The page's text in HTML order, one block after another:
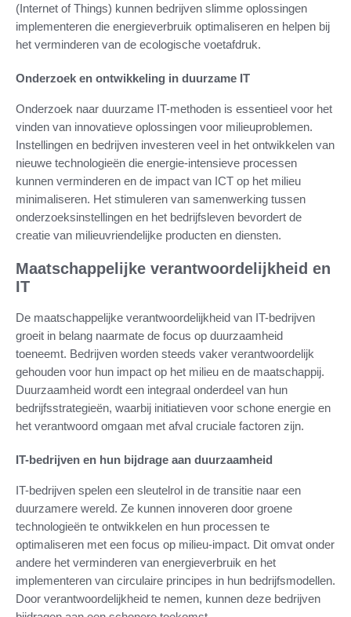
(Internet of Things) kunnen bedrijven slimme oplossingen
implementeren die energieverbruik optimaliseren en helpen bij
het verminderen van de ecologische voetafdruk.
Onderzoek en ontwikkeling in duurzame IT
Onderzoek naar duurzame IT-methoden is essentieel voor het
vinden van innovatieve oplossingen voor milieuproblemen.
Instellingen en bedrijven investeren veel in het ontwikkelen van
nieuwe technologieën die energie-intensieve processen
kunnen verminderen en de impact van ICT op het milieu
minimaliseren. Het stimuleren van samenwerking tussen
onderzoeksinstellingen en het bedrijfsleven bevordert de
creatie van milieuvriendelijke producten en diensten.
Maatschappelijke verantwoordelijkheid en
IT
De maatschappelijke verantwoordelijkheid van IT-bedrijven
groeit in belang naarmate de focus op duurzaamheid
toeneemt. Bedrijven worden steeds vaker verantwoordelijk
gehouden voor hun impact op het milieu en de maatschappij.
Duurzaamheid wordt een integraal onderdeel van hun
bedrijfsstrategieën, waarbij initiatieven voor schone energie en
het verantwoord omgaan met afval cruciale factoren zijn.
IT-bedrijven en hun bijdrage aan duurzaamheid
IT-bedrijven spelen een sleutelrol in de transitie naar een
duurzamere wereld. Ze kunnen innoveren door groene
technologieën te ontwikkelen en hun processen te
optimaliseren met een focus op milieu-impact. Dit omvat onder
andere het verminderen van energieverbruik en het
implementeren van circulaire principes in hun bedrijfsmodellen.
Door verantwoordelijkheid te nemen, kunnen deze bedrijven